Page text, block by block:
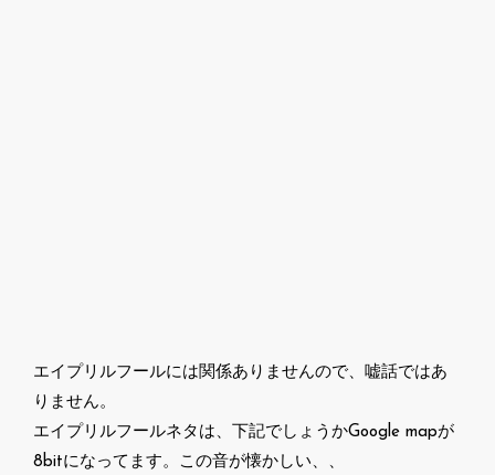
エイプリルフールには関係ありませんので、嘘話ではあ
りません。
エイプリルフールネタは、下記でしょうかGoogle mapが
8bitになってます。この音が懐かしい、、